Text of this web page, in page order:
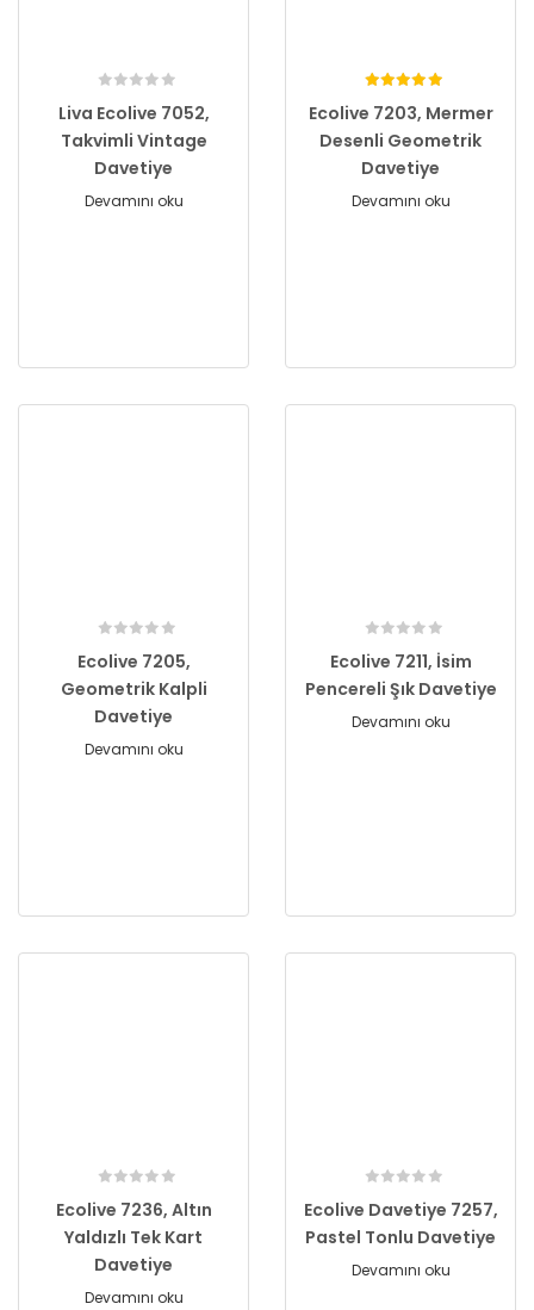
Liva Ecolive 7052,
Takvimli Vintage
Davetiye
Devamını oku
Ecolive 7203, Mermer
Desenli Geometrik
Davetiye
Devamını oku
Ecolive 7205,
Geometrik Kalpli
Davetiye
Devamını oku
Ecolive 7211, İsim
Pencereli Şık Davetiye
Devamını oku
Ecolive 7236, Altın
Yaldızlı Tek Kart
Davetiye
Devamını oku
Ecolive Davetiye 7257,
Pastel Tonlu Davetiye
Devamını oku